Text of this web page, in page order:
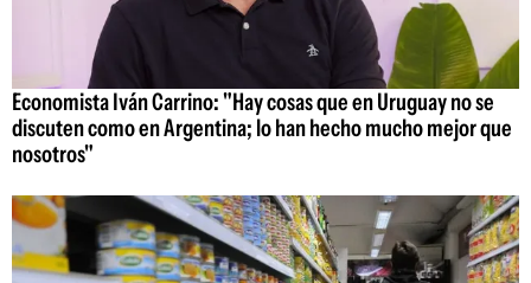
Economista Iván Carrino: "Hay cosas que en Uruguay no se
discuten como en Argentina; lo han hecho mucho mejor que
nosotros"